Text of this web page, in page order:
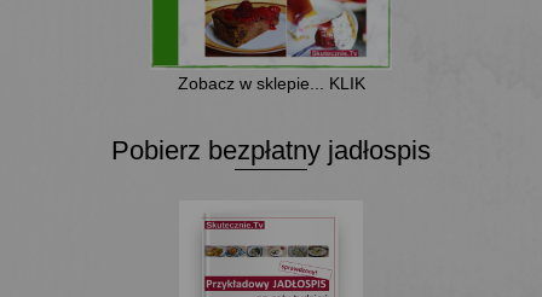
Zobacz w sklepie... KLIK
Pobierz bezpłatny jadłospis